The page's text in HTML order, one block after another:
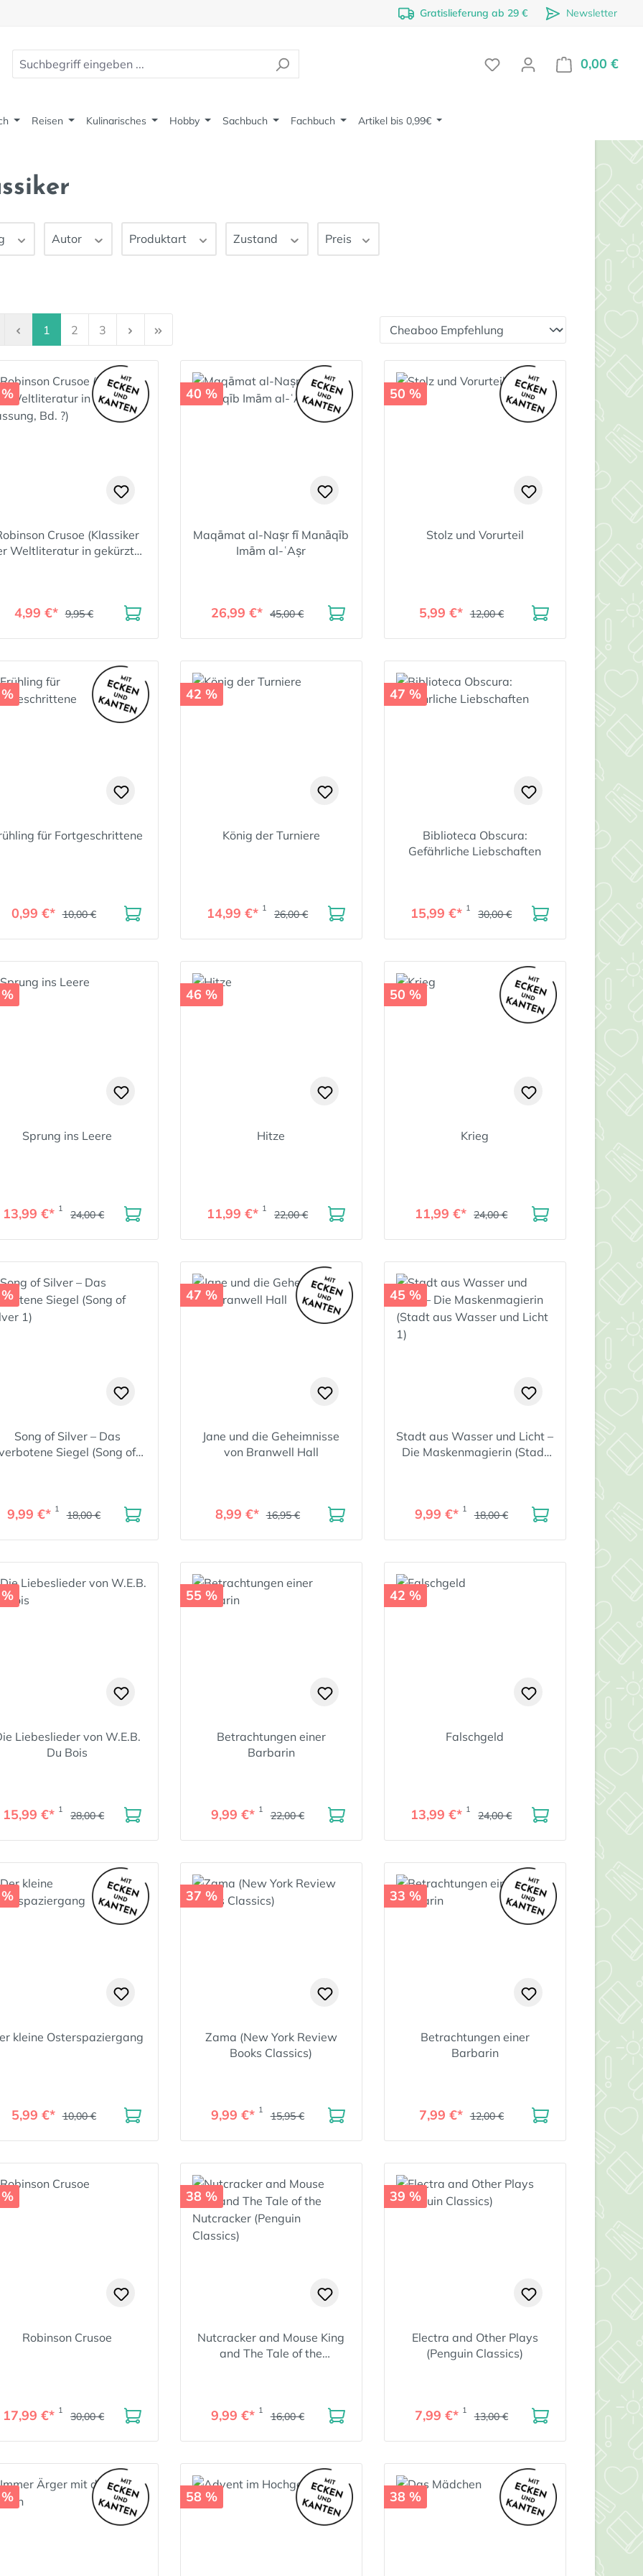
Gratislieferung ab 29 € Newsletter
0,00 €
Reisen Kulinarisches Hobby Sachbuch Fachbuch Artikel bis 0,99€
Autor Produktart Zustand Preis
Seite
1 Seite
2 Seite
3
Crusoe (Klassiker
Weltliteratur in gekürzter
4,99 €* 9,95 €
40 %
Maqāmat al-Naṣr fī Manāqīb
Imām al-ʿAṣr
26,99 €* 45,00 €
50 %
Stolz und Vorurteil
5,99 €* 12,00 €
für Fortgeschrittene
0,99 €* 10,00 €
42 %
König der Turniere
14,99 €* 1 26,00 €
47 %
Biblioteca Obscura:
Gefährliche Liebschaften
15,99 €* 1 30,00 €
Sprung ins Leere
13,99 €* 1 24,00 €
46 %
Hitze
11,99 €* 1 22,00 €
50 %
Krieg
11,99 €* 24,00 €
Song of Silver – Das
Siegel (Song of
9,99 €* 1 18,00 €
47 %
Jane und die Geheimnisse
von Branwell Hall
8,99 €* 16,95 €
45 %
Stadt aus Wasser und Licht –
Die Maskenmagierin (Stadt
9,99 €* 1 18,00 €
Liebeslieder von W.E.B.
Du Bois
15,99 €* 1 28,00 €
55 %
Betrachtungen einer
Barbarin
9,99 €* 1 22,00 €
42 %
Falschgeld
13,99 €* 1 24,00 €
kleine Osterspaziergang
5,99 €* 10,00 €
37 %
Zama (New York Review
Books Classics)
9,99 €* 1 15,95 €
33 %
Betrachtungen einer
Barbarin
7,99 €* 12,00 €
Robinson Crusoe
17,99 €* 1 30,00 €
38 %
Nutcracker and Mouse King
and The Tale of the
9,99 €* 1 16,00 €
39 %
Electra and Other Plays
(Penguin Classics)
7,99 €* 1 13,00 €
58 % 38 %